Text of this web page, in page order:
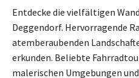
Entdecke die vielfältigen
Deggendorf. Hervorragende
atemberaubenden
erkunden. Beliebte
malerischen Umgebungen